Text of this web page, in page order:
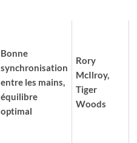
Bonne
synchronisation
entre les mains,
équilibre
optimal
Rory
McIlroy,
Tiger
Woods